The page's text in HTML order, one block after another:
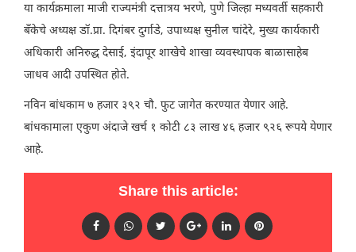
या कार्यक्रमाला माजी राज्यमंत्री दत्तात्रय भरणे, पुणे जिल्हा मध्यवर्ती सहकारी
बँकेचे अध्यक्ष डॉ.प्रा. दिगंबर दुर्गाडे, उपाध्यक्ष सुनील चांदेरे, मुख्य कार्यकारी
अधिकारी अनिरुद्ध देसाई, इंदापूर शाखेचे शाखा व्यवस्थापक बाळासाहेब
जाधव आदी उपस्थित होते.
नविन बांधकाम ७ हजार ३९२ चौ. फुट जागेत करण्यात येणार आहे.
बांधकामाला एकुण अंदाजे खर्च १ कोटी ८३ लाख ४६ हजार ९२६ रूपये येणार
आहे.
Share this article: